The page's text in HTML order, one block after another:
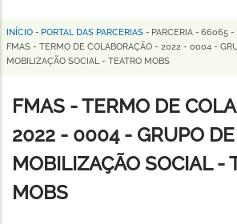
Horizonte
Trilha
de
navegação
INÍCIO - PORTAL DAS PARCERIAS - PARCERIA - 66065 -
FMAS - TERMO DE COLABORAÇÃO - 2022 - 0004 -
MOBILIZAÇÃO SOCIAL - TEATRO MOBS
FMAS - TERMO DE
2022 - 0004 - GRUPO
MOBILIZAÇÃO SOCIAL -
MOBS